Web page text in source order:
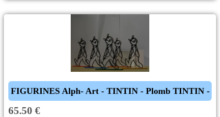
FIGURINES Alph- Art - TINTIN - Plomb TINTIN -
65.50 €